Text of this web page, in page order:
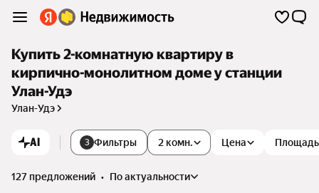
Купить 2-комнатную квартиру в
кирпично-монолитном доме у станции
Улан-Удэ
Улан-Удэ
AI 3 Фильтры 2 комн. Цена Площадь
127 предложений •
по актуальности